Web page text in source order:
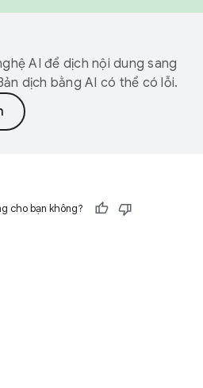
AI để dịch nội dung sang
dịch bằng AI có thể có lỗi.
cho bạn không?